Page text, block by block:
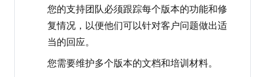
您的支持团队必须跟踪每个版本的功能和修
复情况，以便他们可以针对客户问题做出适
当的回应。
您需要维护多个版本的文档和培训材料。